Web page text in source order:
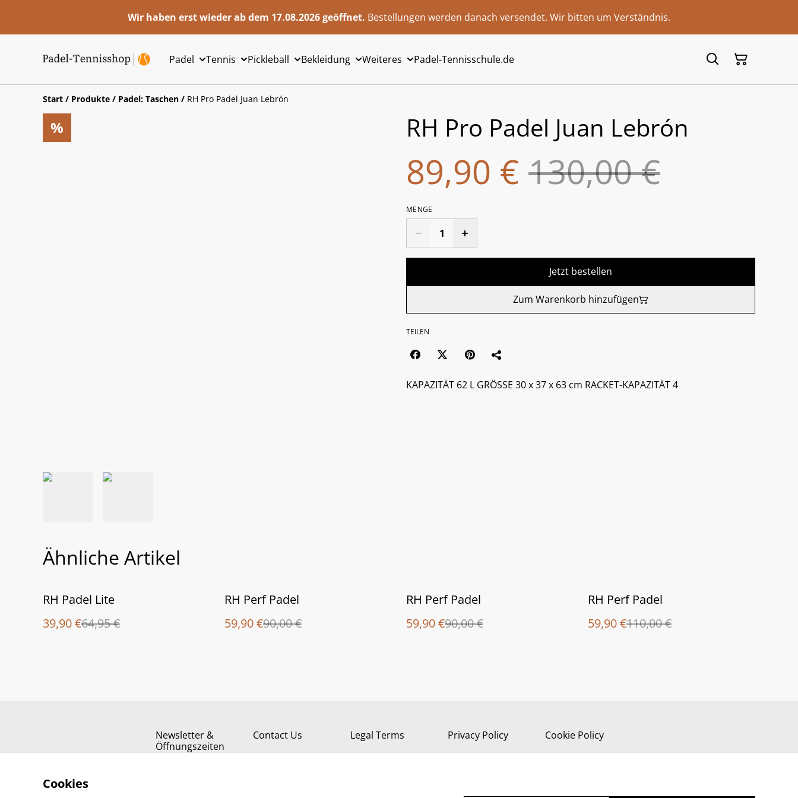
Wir haben erst wieder ab dem 17.08.2026 geöffnet. Bestellungen werden danach versendet. Wir bitten um Verständnis.
Padel Tennis Pickleball Bekleidung Weiteres Padel-Tennisschule.de
Start / Produkte / Padel: Taschen / RH Pro Padel Juan Lebrón
% RH Pro Padel Juan Lebrón
89,90 € 130,00 €
MENGE
Jetzt bestellen
Zum Warenkorb hinzufügen
TEILEN
KAPAZITÄT 62 L GRÖSSE 30 x 37 x 63 cm RACKET-KAPAZITÄT 4
Ähnliche Artikel
%
RH Padel Lite
39,90 €64,95 €
%
RH Perf Padel
59,90 €90,00 €
%
RH Perf Padel
59,90 €90,00 €
%
RH Perf Padel
59,90 €110,00 €
Newsletter &
Öffnungszeiten
Contact Us Legal Terms Privacy Policy Cookie Policy
Cookies